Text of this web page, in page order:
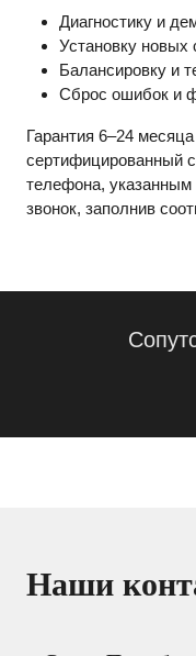
Диагностику и
Установку новых
Балансировку и
Сброс ошибок и
Гарантия 6–24
сертифицированный
телефона, указанным
звонок, заполнив
Наши